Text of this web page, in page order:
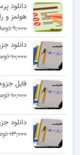
دانلود
هولمز و
9,000 تومان
دانلود
10,000 تومان
فایل
10,000 تومان
دانلود
13,000 تومان